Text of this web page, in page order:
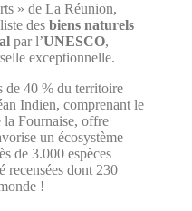
» de La Réunion,
des biens naturels
par l’UNESCO,
exceptionnelle.
de 40 % du territoire
Indien, comprenant le
la Fournaise, offre
un écosystème
de 3.000 espèces
recensées dont 230
!